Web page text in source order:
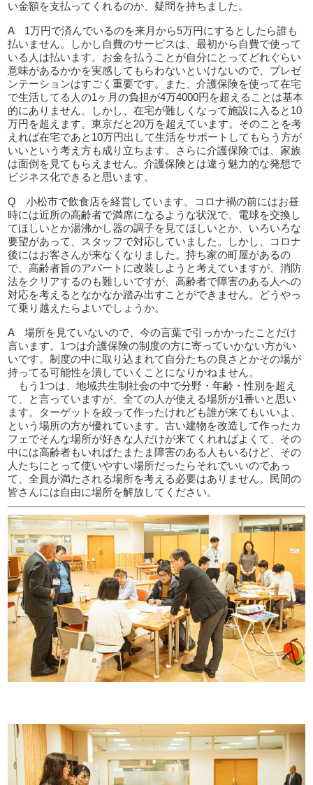
い金額を支払ってくれるのか、疑問を持ちました。
A 1万円で済んでいるのを来月から5万円にするとしたら誰も
払いません。しかし自費のサービスは、最初から自費で使って
いる人は払います。お金を払うことが自分にとってどれぐらい
意味があるかかを実感してもらわないといけないので、プレゼ
ンテーションはすごく重要です。また、介護保険を使って在宅
で生活してる人の1ヶ月の負担が4万4000円を超えることは基本
的にありません。しかし、在宅が難しくなって施設に入ると10
万円を超えます。東京だと20万を超えています。そのことを考
えれば在宅であと10万円出して生活をサポートしてもらう方が
いいという考え方も成り立ちます。さらに介護保険では、家族
は面倒を見てもらえません。介護保険とは違う魅力的な発想で
ビジネス化できると思います。
Q 小松市で飲食店を経営しています。コロナ禍の前にはお昼
時には近所の高齢者で満席になるような状況で、電球を交換し
てほしいとか湯沸かし器の調子を見てほしいとか、いろいろな
要望があって、スタッフで対応していました。しかし、コロナ
後にはお客さんが来なくなりました。持ち家の町屋があるの
で、高齢者旨のアパートに改装しようと考えていますが、消防
法をクリアするのも難しいですが、高齢者で障害のある人への
対応を考えるとなかなか踏み出すことができません。どうやっ
て乗り越えたらよいでしょうか。
A 場所を見ていないので、今の言葉で引っかかったことだけ
言います。1つは介護保険の制度の方に寄っていかない方がい
いです。制度の中に取り込まれて自分たちの良さとかその場が
持ってる可能性を潰していくことになりかねません。
もう1つは、地域共生制社会の中で分野・年齢・性別を超え
て、と言っていますが、全ての人が使える場所が1番いと思い
ます。ターゲットを絞って作ったけれども誰が来てもいいよ、
という場所の方が優れています。古い建物を改造して作ったカ
フェでそんな場所が好きな人だけが来てくれればよくて、その
中には高齢者もいればたまたま障害のある人もいるけど、その
人たちにとって使いやすい場所だったらそれでいいのであっ
て、全員が満たされる場所を考える必要はありません。民間の
皆さんには自由に場所を解放してください。